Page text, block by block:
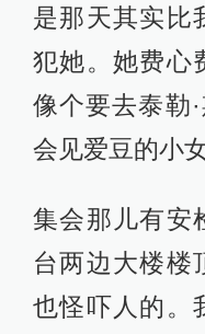
是那天其实比
犯她。她费心
像个要去泰勒
会见爱豆的小女
集会那儿有安
台两边大楼楼
也怪吓人的。